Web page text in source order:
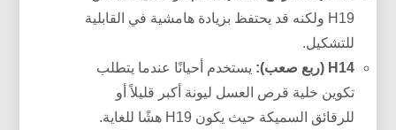
H19 ولكنه قد يحتفظ بزيادة هامشية في القابلية
للتشكيل.
H14 (ربع صعب):
يستخدم أحيانًا عندما يتطلب
تكوين خلية قرص العسل ليونة أكبر قليلاً أو
للرقائق السميكة حيث يكون H19 هشًا للغاية.